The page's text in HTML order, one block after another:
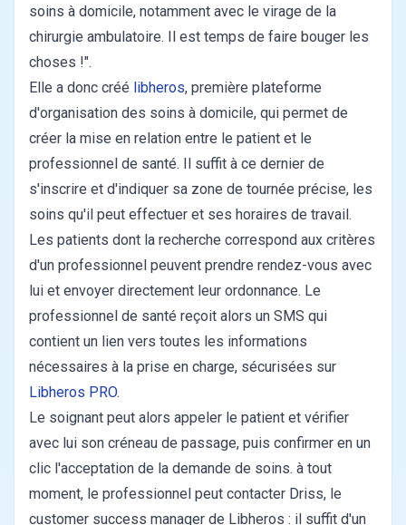
soins à domicile, notamment avec le virage de la
chirurgie ambulatoire. Il est temps de faire bouger les
choses !".
Elle a donc créé libheros, première plateforme
d'organisation des soins à domicile, qui permet de
créer la mise en relation entre le patient et le
professionnel de santé. Il suffit à ce dernier de
s'inscrire et d'indiquer sa zone de tournée précise, les
soins qu'il peut effectuer et ses horaires de travail.
Les patients dont la recherche correspond aux critères
d'un professionnel peuvent prendre rendez-vous avec
lui et envoyer directement leur ordonnance. Le
professionnel de santé reçoit alors un SMS qui
contient un lien vers toutes les informations
nécessaires à la prise en charge, sécurisées sur
Libheros PRO.
Le soignant peut alors appeler le patient et vérifier
avec lui son créneau de passage, puis confirmer en un
clic l'acceptation de la demande de soins. à tout
moment, le professionnel peut contacter Driss, le
customer success manager de Libheros : il suffit d'un